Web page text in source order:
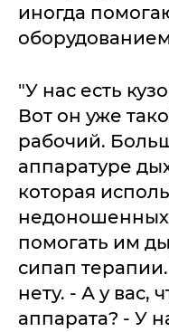
иногда
"У нас есть
Вот он уже
рабочий.
аппаратуре
которая
недоношенных
помогать им
сипап
нету. - А у вас,
аппарата? - У